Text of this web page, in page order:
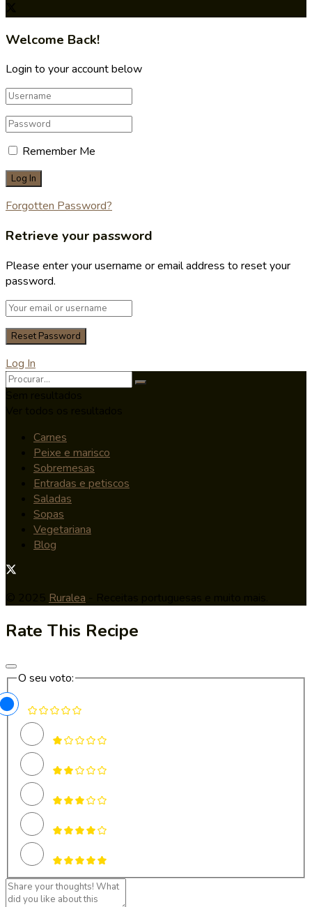
Welcome Back!
Login to your account below
Remember Me
Forgotten Password?
Retrieve your password
Please enter your username or email address to reset your
password.
Log In
Carnes
Peixe e marisco
Sobremesas
Entradas e petiscos
Saladas
Sopas
Vegetariana
Blog
Ruralea
Rate This Recipe
O seu voto: